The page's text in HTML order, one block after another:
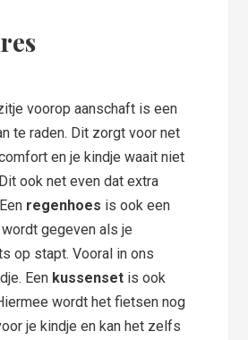
voorop aanschaft is een
te raden. Dit zorgt voor net
en je kindje waait niet
ook net even dat extra
regenhoes is ook een
gegeven als je
op stapt. Vooral in ons
Een kussenset is ook
wordt het fietsen nog
je kindje en kan het zelfs